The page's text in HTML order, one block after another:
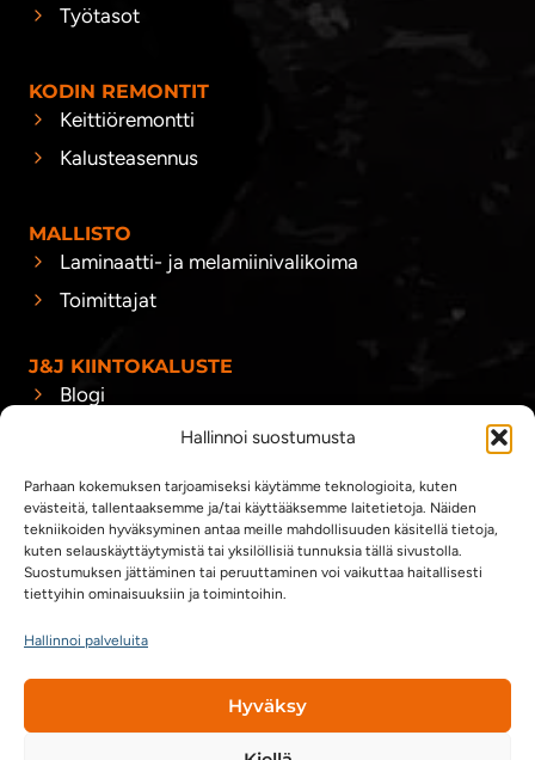
Hallinnoi suostumusta
Parhaan kokemuksen tarjoamiseksi käytämme teknologioita, kuten
evästeitä, tallentaaksemme ja/tai käyttääksemme laitetietoja. Näiden
tekniikoiden hyväksyminen antaa meille mahdollisuuden käsitellä tietoja,
kuten selauskäyttäytymistä tai yksilöllisiä tunnuksia tällä sivustolla.
Suostumuksen jättäminen tai peruuttaminen voi vaikuttaa haitallisesti
tiettyihin ominaisuuksiin ja toimintoihin.
Hallinnoi palveluita
Hyväksy
Työtasot
KODIN REMONTIT
Keittiöremontti
Kalusteasennus
MALLISTO
Laminaatti- ja melamiinivalikoima
Toimittajat
J&J KIINTOKALUSTE
Blogi
Copyright 2026 @ J&J Kiintokaluste Oy